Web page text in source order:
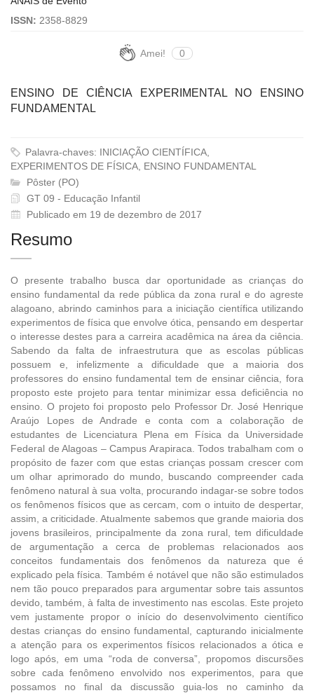
ISSN: 2358-8829
Amei! 0
ENSINO DE CIÊNCIA EXPERIMENTAL NO ENSINO
FUNDAMENTAL
Palavra-chaves: INICIAÇÃO CIENTÍFICA,
EXPERIMENTOS DE FÍSICA, ENSINO FUNDAMENTAL
Pôster (PO)
GT 09 - Educação Infantil
Publicado em 19 de dezembro de 2017
Resumo
O presente trabalho busca dar oportunidade as crianças do
ensino fundamental da rede pública da zona rural e do agreste
alagoano, abrindo caminhos para a iniciação científica utilizando
experimentos de física que envolve ótica, pensando em despertar
o interesse destes para a carreira acadêmica na área da ciência.
Sabendo da falta de infraestrutura que as escolas públicas
possuem e, infelizmente a dificuldade que a maioria dos
professores do ensino fundamental tem de ensinar ciência, fora
proposto este projeto para tentar minimizar essa deficiência no
ensino. O projeto foi proposto pelo Professor Dr. José Henrique
Araújo Lopes de Andrade e conta com a colaboração de
estudantes de Licenciatura Plena em Física da Universidade
Federal de Alagoas – Campus Arapiraca. Todos trabalham com o
propósito de fazer com que estas crianças possam crescer com
um olhar aprimorado do mundo, buscando compreender cada
fenômeno natural à sua volta, procurando indagar-se sobre todos
os fenômenos físicos que as cercam, com o intuito de despertar,
assim, a criticidade. Atualmente sabemos que grande maioria dos
jovens brasileiros, principalmente da zona rural, tem dificuldade
de argumentação a cerca de problemas relacionados aos
conceitos fundamentais dos fenômenos da natureza que é
explicado pela física. Também é notável que não são estimulados
nem tão pouco preparados para argumentar sobre tais assuntos
devido, também, à falta de investimento nas escolas. Este projeto
vem justamente propor o início do desenvolvimento científico
destas crianças do ensino fundamental, capturando inicialmente
a atenção para os experimentos físicos relacionados a ótica e
logo após, em uma “roda de conversa”, propomos discursões
sobre cada fenômeno envolvido nos experimentos, para que
possamos no final da discussão guia-los no caminho da